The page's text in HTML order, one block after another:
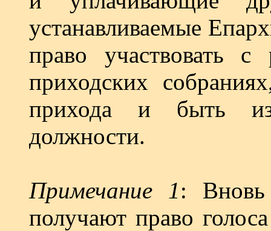
устанавливае­мые
право участво­вать
приходских
прихода и быть
должности.
Примечание 1: Вновь
получают право